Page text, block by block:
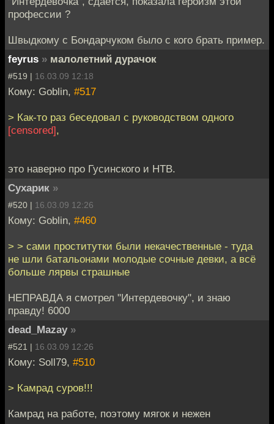
профессии ?
Швыдкому с Бондарчуком было с кого брать пример.
feyrus » малолетний дурачок
#519 | 16.03.09 12:18
Кому: Goblin, #517
> Как-то раз беседовал с руководством одного
[censored],
это наверно про Гусинского и НТВ.
Сухарик »
#520 | 16.03.09 12:26
Кому: Goblin, #460
> > сами проститутки были некачественные - туда
не шли батальонами молодые сочные девки, а всё
больше лярвы страшные
НЕПРАВДА я смотрел "Интердевочку", и знаю
правду! 6000
dead_Mazay »
#521 | 16.03.09 12:26
Кому: Soll79, #510
> Камрад суров!!!
Камрад на работе, поэтому мягок и нежен